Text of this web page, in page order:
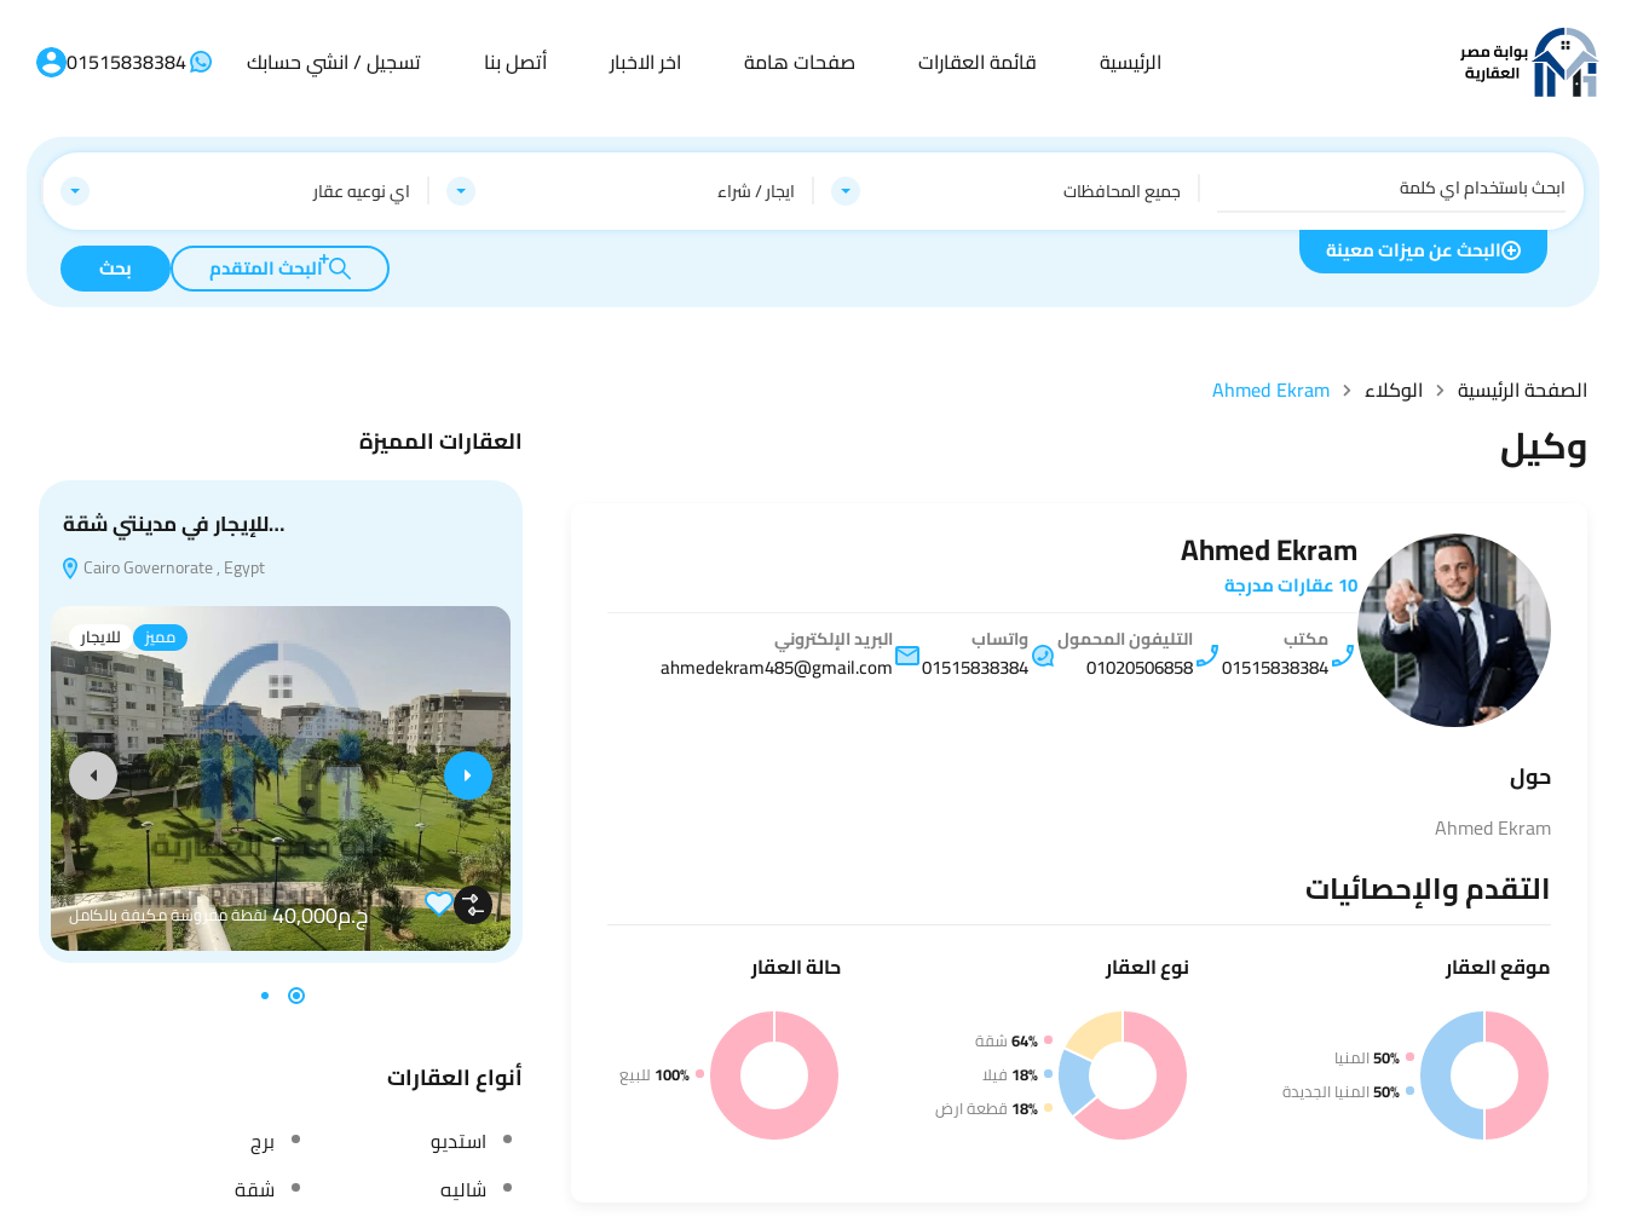
الرئيسية قائمة العقارات صفحات هامة اخر الاخبار أتصل بنا تسجيل / انشي حسابك 01515838384
جميع المحافظات ايجار / شراء اي نوعيه عقار
البحث عن ميزات معينة
البحث المتقدم بحث
الصفحة الرئيسية الوكلاء Ahmed Ekram
وكيل
Ahmed Ekram
10 عقارات مدرجة
مكتب
01515838384
التليفون المحمول
01020506858
واتساب
01515838384
البريد الإلكتروني
ahmedekram485@gmail.com
حول
Ahmed Ekram
التقدم والإحصائيات
موقعالعقار
50%المنيا
50%المنيا الجديدة
نوعالعقار
64%شقة
18% فيلا
18% قطعة ارض
حالةالعقار
100% للبيع
العقارات المميزة
للإيجار في مدينتي شقة…
Cairo Governorate , Egypt
للايجار مميز
ج.م40,000 لقطة مفروشة مكيفة بالكامل
أنواع العقارات
استديو
برج
شاليه
شقة